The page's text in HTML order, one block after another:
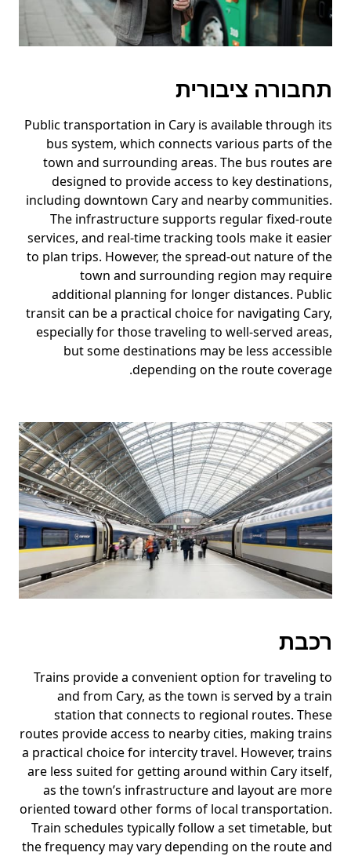
תחבורה ציבורית
Public transportation in Cary is available through its
bus system, which connects various parts of the
town and surrounding areas. The bus routes are
designed to provide access to key destinations,
including downtown Cary and nearby communities.
The infrastructure supports regular fixed-route
services, and real-time tracking tools make it easier
to plan trips. However, the spread-out nature of the
town and surrounding region may require
additional planning for longer distances. Public
transit can be a practical choice for navigating Cary,
especially for those traveling to well-served areas,
but some destinations may be less accessible
depending on the route coverage.
רכבת
Trains provide a convenient option for traveling to
and from Cary, as the town is served by a train
station that connects to regional routes. These
routes provide access to nearby cities, making trains
a practical choice for intercity travel. However, trains
are less suited for getting around within Cary itself,
as the town’s infrastructure and layout are more
oriented toward other forms of local transportation.
Train schedules typically follow a set timetable, but
the frequency may vary depending on the route and